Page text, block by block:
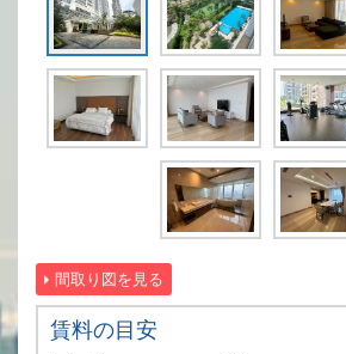
間取り図を見る
賃料の目安